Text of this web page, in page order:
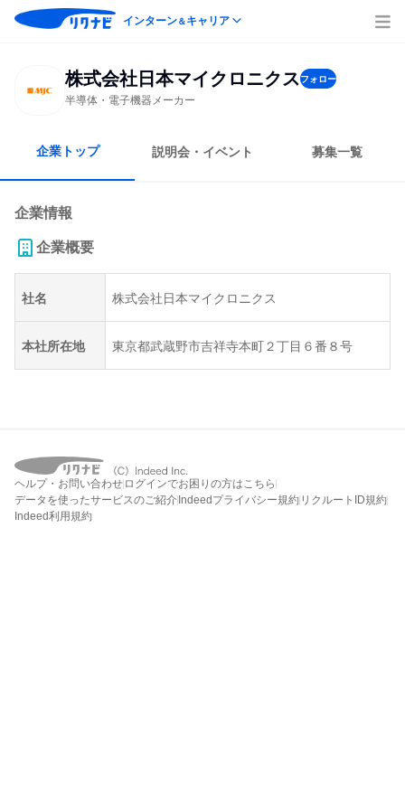
インターン＆キャリア
株式会社日本マイクロニクスフォロー
半導体・電子機器メーカー
企業トップ 説明会・イベント 募集一覧
企業情報
企業概要
社名 株式会社日本マイクロニクス
本社所在地 東京都武蔵野市吉祥寺本町２丁目６番８号
ヘルプ・お問い合わせ ログインでお困りの方はこちら
データを使ったサービスのご紹介 Indeedプライバシー規約 リクルートID規約
Indeed利用規約